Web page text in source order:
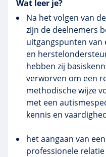
Wat leer je?
Na het volgen van
zijn de deelnemers
uitgangspunten
en
hebben zij
verworven om een
methodische wijze
met een
kennis en
het aangaan van
professionele